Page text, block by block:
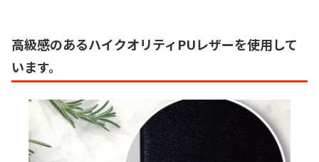
高級感のあるハイクオリティPUレザーを使用して
います。